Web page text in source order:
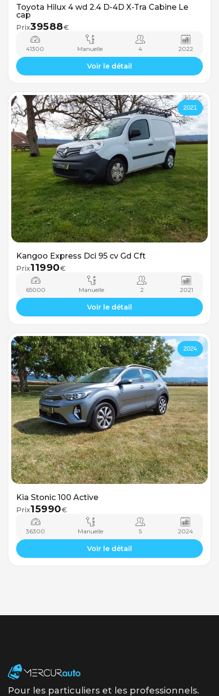
Toyota Hilux 4 wd 2.4 D-4D X-Tra Cabine Le
cap
Prix39588€
41300 Manuelle 4 2022
Voir le détail
2021
Kangoo Express Dci 95 cv Gd Cft
Prix11990€
65000 Manuelle 2 2021
Voir le détail
2024
Kia Stonic 100 Active
Prix15990€
36300 Manuelle 5 2024
Voir le détail
Pour les particuliers et les professionnels.